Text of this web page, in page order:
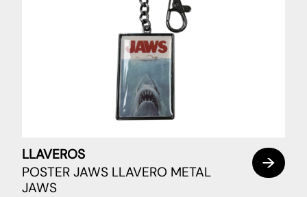
LLAVEROS
POSTER JAWS LLAVERO METAL
JAWS